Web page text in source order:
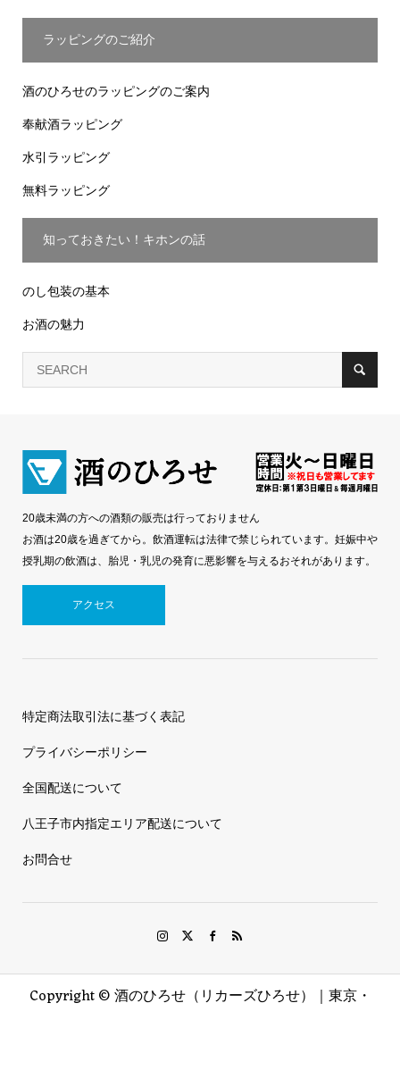
ラッピングのご紹介
酒のひろせのラッピングのご案内
奉献酒ラッピング
水引ラッピング
無料ラッピング
知っておきたい！キホンの話
のし包装の基本
お酒の魅力
20歳未満の方への酒類の販売は行っておりません
お酒は20歳を過ぎてから。飲酒運転は法律で禁じられています。妊娠中や
授乳期の飲酒は、胎児・乳児の発育に悪影響を与えるおそれがあります。
アクセス
特定商法取引法に基づく表記
プライバシーポリシー
全国配送について
八王子市内指定エリア配送について
お問合せ
Copyright ©酒のひろせ（リカーズひろせ）｜東京・